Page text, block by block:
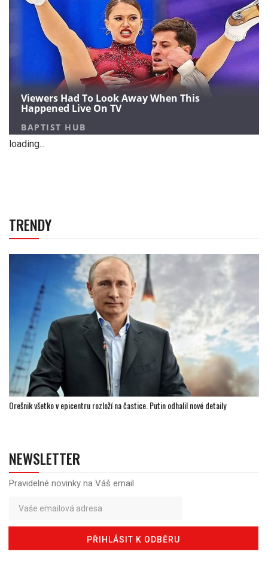
loading...
TRENDY
Orešnik všetko v epicentru rozloží na častice. Putin odhalil nové detaily
NEWSLETTER
Pravidelné novinky na Váš email